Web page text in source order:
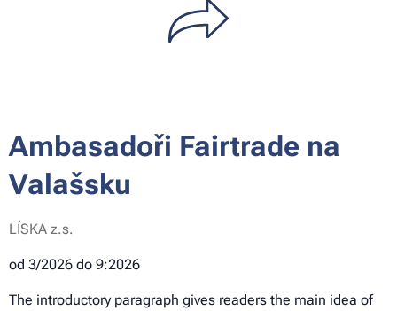
Ambasadoři Fairtrade na
Valašsku
LÍSKA z.s.
od 3/2026 do 9:2026
The introductory paragraph gives readers the main idea of